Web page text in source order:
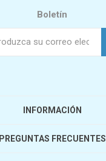
Boletín
INFORMACIÓN
PREGUNTAS FRECUENTES